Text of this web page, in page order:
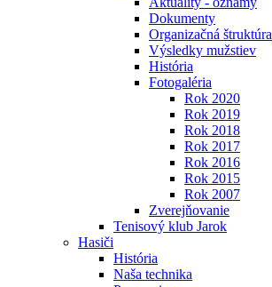
Dokumenty
Organizačná štruktúra
Výsledky mužstiev
História
Fotogaléria
Rok 2020
Rok 2019
Rok 2018
Rok 2017
Rok 2016
Rok 2015
Rok 2007
Zverejňovanie
Tenisový klub Jarok
Hasiči
História
Naša technika